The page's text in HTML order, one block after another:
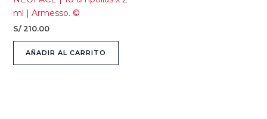
ml | Armesso. ©
S/210.00
AÑADIR AL CARRITO